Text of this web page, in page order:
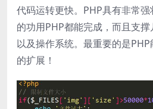
代码运转更快。PHP具有非常
的功用PHP都能完成，而且支
以及操作系统。最重要的是
的扩展！